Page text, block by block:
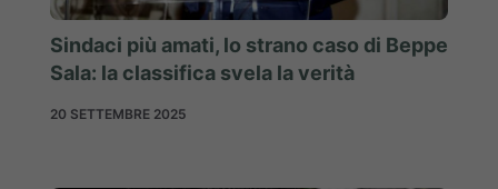
Sindaci più amati, lo strano caso di Beppe
Sala: la classifica svela la verità
20 SETTEMBRE 2025